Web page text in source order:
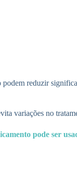
reduzir
variações no
pode ser